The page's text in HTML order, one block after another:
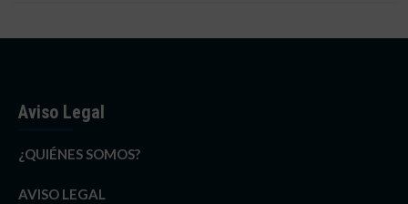
Aviso Legal
¿QUIÉNES SOMOS?
AVISO LEGAL